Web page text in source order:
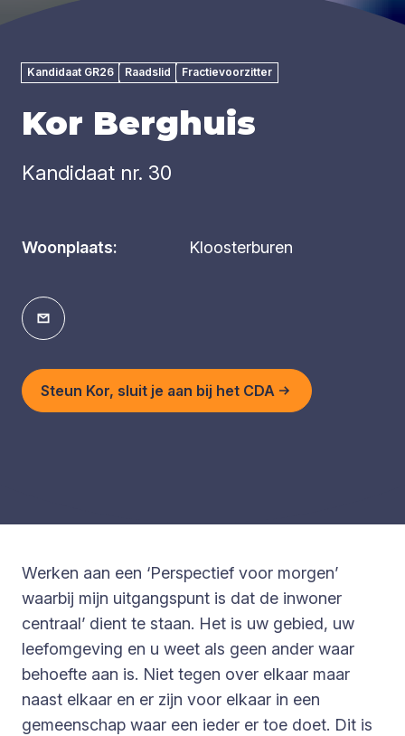
Kandidaat GR26 Raadslid Fractievoorzitter
Kor Berghuis
Kandidaat nr. 30
Woonplaats: Kloosterburen
Steun Kor, sluit je aan bij het CDA
Werken aan een ‘Perspectief voor morgen’
waarbij mijn uitgangspunt is dat de inwoner
centraal’ dient te staan. Het is uw gebied, uw
leefomgeving en u weet als geen ander waar
behoefte aan is. Niet tegen over elkaar maar
naast elkaar en er zijn voor elkaar in een
gemeenschap waar een ieder er toe doet. Dit is